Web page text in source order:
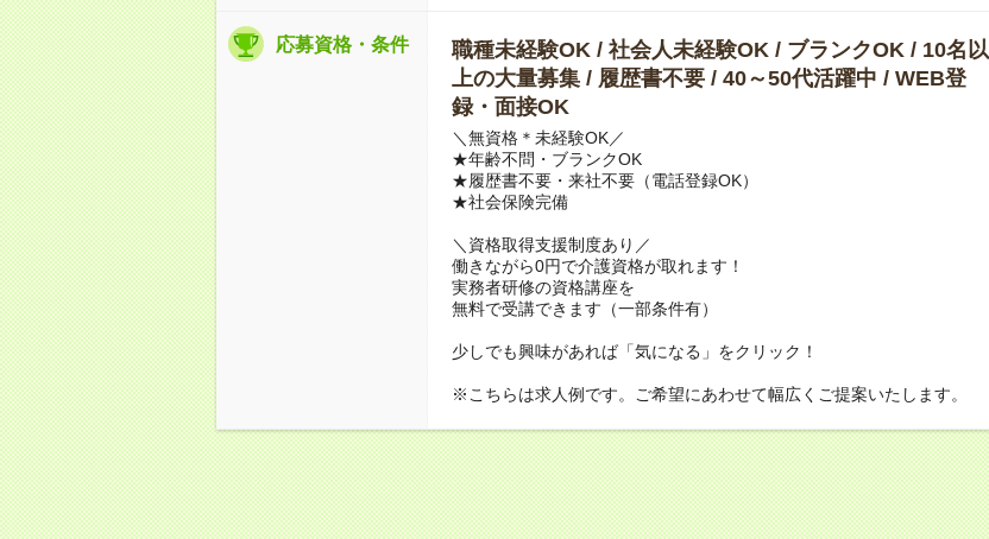
応募資格・条件
職種未経験OK / 社会人未経験OK / ブランクOK / 10名以
上の大量募集 / 履歴書不要 / 40～50代活躍中 / WEB登
録・面接OK
＼無資格＊未経験OK／
★年齢不問・ブランクOK
★履歴書不要・来社不要（電話登録OK）
★社会保険完備
＼資格取得支援制度あり／
働きながら0円で介護資格が取れます！
実務者研修の資格講座を
無料で受講できます（一部条件有）
少しでも興味があれば「気になる」をクリック！
※こちらは求人例です。ご希望にあわせて幅広くご提案いたします。